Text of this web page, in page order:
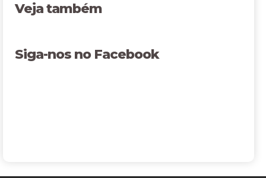
Veja também
Siga-nos no Facebook